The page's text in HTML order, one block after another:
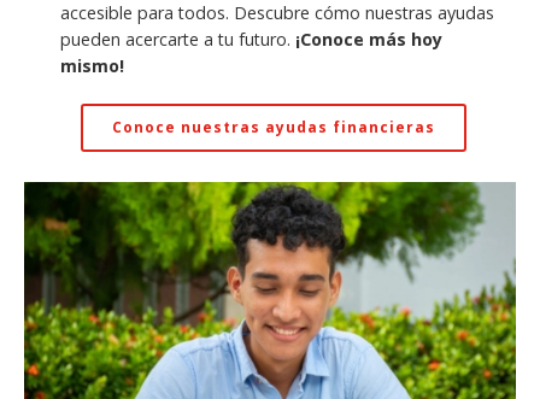
accesible para todos. Descubre cómo nuestras ayudas
pueden acercarte a tu futuro. ¡Conoce más hoy
mismo!
Conoce nuestras ayudas financieras